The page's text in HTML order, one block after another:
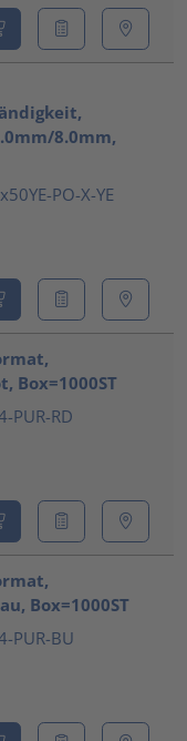
8.0mm,
PO-X-YE
Box=1000ST
PUR-RD
Box=1000ST
PUR-BU